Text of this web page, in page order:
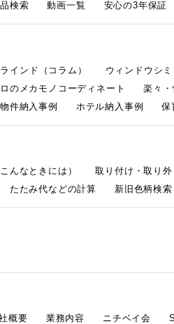
検索 動画一覧 安心の3年保証
インド（コラム） ウィンドウシ
のメカモノコーディネート 楽々
件納入事例 ホテル納入事例 保
んなときには） 取り付け・取り外
たたみ代などの計算 新旧色柄検索
概要 業務内容 ニチベイ会